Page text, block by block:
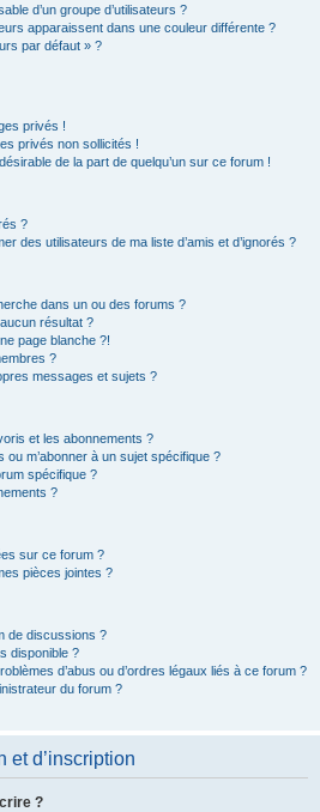
d’un groupe d’utilisateurs ?
apparaissent dans une couleur différente ?
par défaut » ?
privés !
privés non sollicités !
de la part de quelqu’un sur ce forum !
?
des utilisateurs de ma liste d’amis et d’ignorés ?
dans un ou des forums ?
résultat ?
page blanche ?!
?
messages et sujets ?
et les abonnements ?
m’abonner à un sujet spécifique ?
spécifique ?
?
sur ce forum ?
pièces jointes ?
de discussions ?
disponible ?
d’abus ou d’ordres légaux liés à ce forum ?
du forum ?
et d’inscription
?